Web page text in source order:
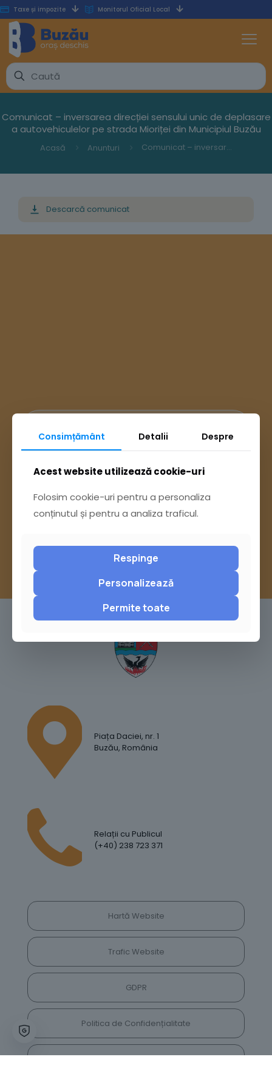
Taxe și impozite Monitorul Oficial Local
Comunicat – inversarea direcției sensului unic de deplasare
a autovehiculelor pe strada Mioriței din Municipiul Buzău
Acasă Anunturi Comunicat – inversarea direcției sensului unic de deplasare a autovehiculelor pe strada Mioriței din Municipiul Buzău
Descarcă comunicat
Ai întrebări? Accesează
Pagina Contact
sau trimite o sesizare pe Buzău City
Piața Daciei, nr. 1
Buzău, România
Relații cu Publicul
(+40) 238 723 371
Hartă Website
Trafic Website
GDPR
Politica de Confidențialitate
Vrei să lași feedback despre site? Părerea ta ne
Consimțământ Detalii Despre
Acest website utilizează cookie-uri
Folosim cookie-uri pentru a personaliza
conținutul și pentru a analiza traficul.
Respinge
Personalizează
Permite toate